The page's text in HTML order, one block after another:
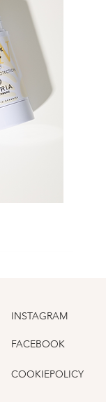
COOKIEPOLICY
INSTAGRAM
FACEBOOK